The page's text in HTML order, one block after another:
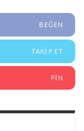
BEĞEN
TAKIP ET
PIN